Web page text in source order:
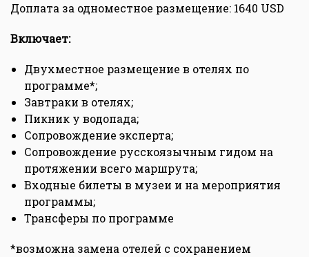
Доплата за одноместное размещение: 1640 USD
Включает:
Двухместное размещение в отелях по
программе*;
Завтраки в отелях;
Пикник у водопада;
Сопровождение эксперта;
Сопровождение русскоязычным гидом на
протяжении всего маршрута;
Входные билеты в музеи и на мероприятия
программы;
Трансферы по программе
*возможна замена отелей с сохранением